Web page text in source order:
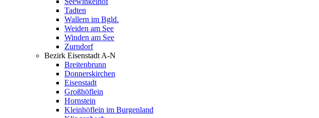
Tadten
Wallern im Bgld.
Weiden am See
Winden am See
Zurndorf
Bezirk Eisenstadt A-N
Breitenbrunn
Donnerskirchen
Eisenstadt
Großhöflein
Hornstein
Kleinhöflein im Burgenland